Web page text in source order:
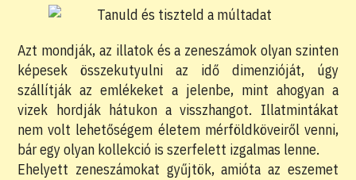
Azt mondják, az illatok és a zeneszámok olyan szinten
képesek összekutyulni az idő dimenzióját, úgy
szállítják az emlékeket a jelenbe, mint ahogyan a
vizek hordják hátukon a visszhangot. Illatmintákat
nem volt lehetőségem életem mérföldköveiről venni,
bár egy olyan kollekció is szerfelett izgalmas lenne.
Ehelyett zeneszámokat gyűjtök, amióta az eszemet